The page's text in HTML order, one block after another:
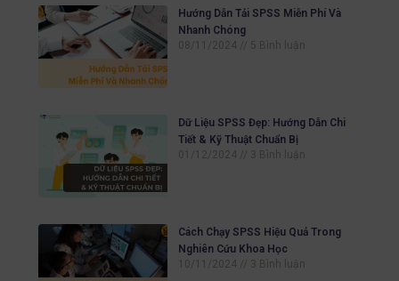
Hướng Dẫn Tải SPSS Miễn Phí Và
Nhanh Chóng
08/11/2024
5 Bình luận
Dữ Liệu SPSS Đẹp: Hướng Dẫn Chi
Tiết & Kỹ Thuật Chuẩn Bị
01/12/2024
3 Bình luận
Cách Chạy SPSS Hiệu Quả Trong
Nghiên Cứu Khoa Học
10/11/2024
3 Bình luận